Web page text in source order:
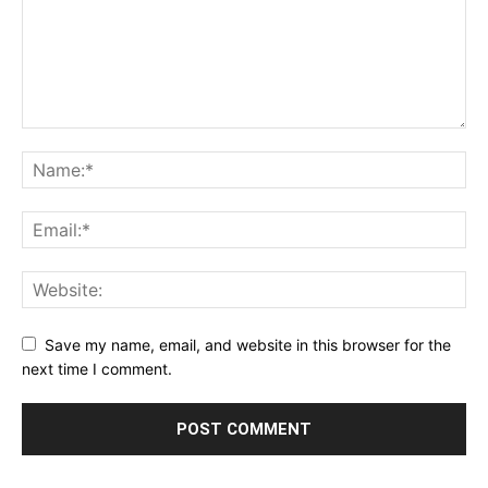
Save my name, email, and website in this browser for the
next time I comment.